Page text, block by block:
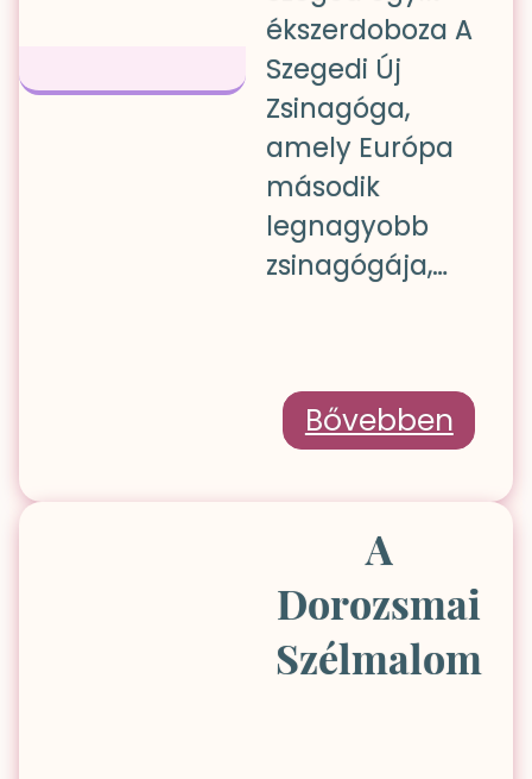
ékszerdoboza A
Szegedi Új
Zsinagóga,
amely Európa
második
legnagyobb
zsinagógája,…
Bővebben
A
Dorozsmai
Szélmalom